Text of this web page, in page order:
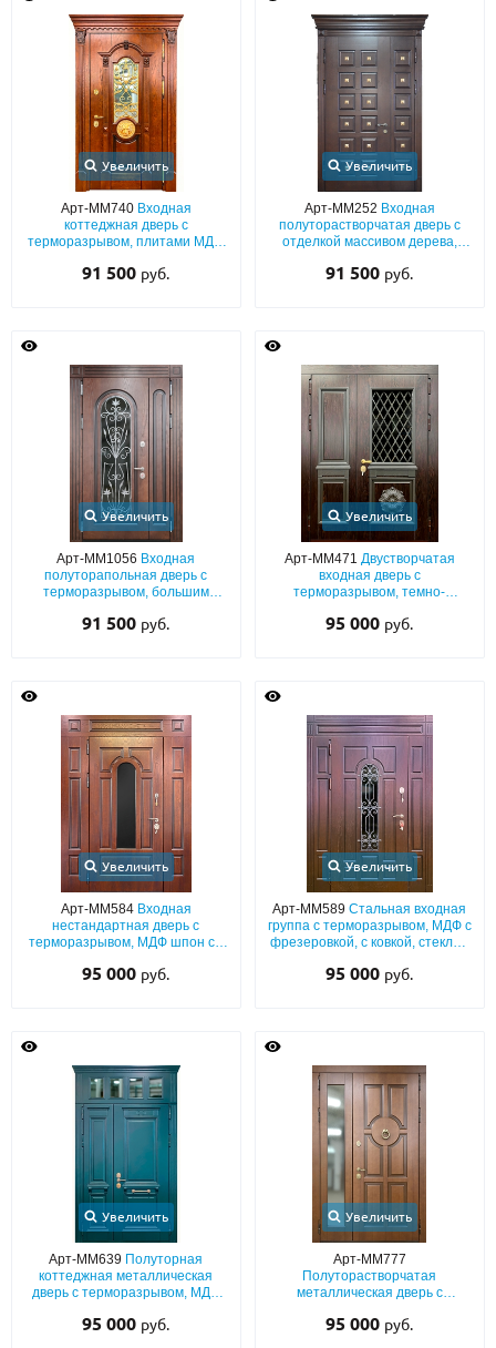
Увеличить
Арт-ММ740 Входная
коттеджная дверь с
терморазрывом, плитами МДФ
капителями и декором
91 500 руб.
Увеличить
Арт-ММ252 Входная
полуторастворчатая дверь с
отделкой массивом дерева,
карнизом
91 500 руб.
Увеличить
Арт-ММ1056 Входная
полуторапольная дверь с
терморазрывом, большим
наличниками, отделкой МДФ и
91 500 руб.
Увеличить
Арт-ММ471 Двустворчатая
входная дверь с
терморазрывом, темно-
ковкой и багетным раскладом
95 000 руб.
Увеличить
Арт-ММ584 Входная
нестандартная дверь с
терморазрывом, МДФ шпон со
вставками
95 000 руб.
Увеличить
Арт-ММ589Стальная входная
группа с терморазрывом, МДФ с
фрезеровкой, с ковкой, стеклом
95 000 руб.
Увеличить
Арт-ММ639 Полуторная
коттеджная металлическая
дверь с терморазрывом, МДФ
багетной раскладкой и
95 000 руб.
Увеличить
Арт-ММ777
Полуторастворчатая
металлическая дверь с
со шпоном, со стеклом сбоку и
95 000 руб.